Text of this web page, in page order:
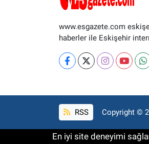
www.esgazete.com
haberler ile Eskişehir
RSS Copyright ©
En iyi site deneyimi